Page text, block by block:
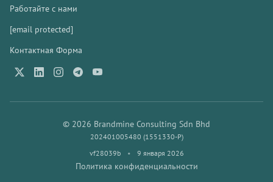
Работайте с нами
[email protected]
Контактная Форма
© 2026 Brandmine Consulting Sdn Bhd
202401005480 (1551330-P)
vf28039b
• 9 января 2026
Политика конфиденциальности